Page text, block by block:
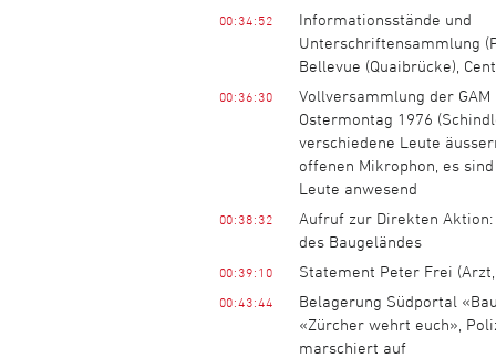
00:34:52
Informationsstände und
Unterschriftensammlung
Bellevue (Quaibrücke),
00:36:30
Vollversammlung der GAM
Ostermontag 1976
verschiedene Leute
offenen Mikrophon, es
Leute anwesend
00:38:32
Aufruf zur Direkten Aktion:
des Baugeländes
00:39:10 Statement Peter Frei
00:43:44
Belagerung Südportal
«Zürcher wehrt euch»,
marschiert auf